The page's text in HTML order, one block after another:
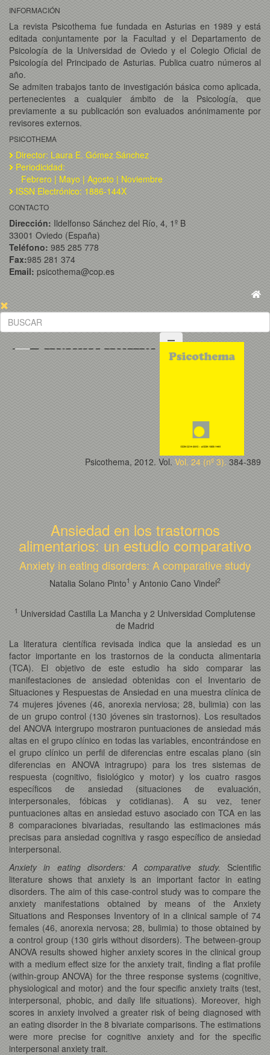
INFORMACIÓN
La revista Psicothema fue fundada en Asturias en 1989 y está
editada conjuntamente por la Facultad y el Departamento de
Psicología de la Universidad de Oviedo y el Colegio Oficial de
Psicología del Principado de Asturias. Publica cuatro números al
año.
Se admiten trabajos tanto de investigación básica como aplicada,
pertenecientes a cualquier ámbito de la Psicología, que
previamente a su publicación son evaluados anónimamente por
revisores externos.
PSICOTHEMA
Director: Laura E. Gómez Sánchez
Periodicidad:
Febrero | Mayo | Agosto | Noviembre
ISSN Electrónico: 1886-144X
CONTACTO
Dirección: Ildelfonso Sánchez del Río, 4, 1º B
33001 Oviedo (España)
Teléfono: 985 285 778
Fax:985 281 374
Email: psicothema@cop.es
Psicothema, 2012. Vol. Vol. 24 (nº 3). 384-389
Ansiedad en los trastornos
alimentarios: un estudio comparativo
Anxiety in eating disorders: A comparative study
Natalia Solano Pinto1 y Antonio Cano Vindel2
1 Universidad Castilla La Mancha y 2 Universidad Complutense
de Madrid
La literatura científica revisada indica que la ansiedad es un
factor importante en los trastornos de la conducta alimentaria
(TCA). El objetivo de este estudio ha sido comparar las
manifestaciones de ansiedad obtenidas con el Inventario de
Situaciones y Respuestas de Ansiedad en una muestra clínica de
74 mujeres jóvenes (46, anorexia nerviosa; 28, bulimia) con las
de un grupo control (130 jóvenes sin trastornos). Los resultados
del ANOVA intergrupo mostraron puntuaciones de ansiedad más
altas en el grupo clínico en todas las variables, encontrándose en
el grupo clínico un perfil de diferencias entre escalas plano (sin
diferencias en ANOVA intragrupo) para los tres sistemas de
respuesta (cognitivo, fisiológico y motor) y los cuatro rasgos
específicos de ansiedad (situaciones de evaluación,
interpersonales, fóbicas y cotidianas). A su vez, tener
puntuaciones altas en ansiedad estuvo asociado con TCA en las
8 comparaciones bivariadas, resultando las estimaciones más
precisas para ansiedad cognitiva y rasgo específico de ansiedad
interpersonal.
Anxiety in eating disorders: A comparative study. Scientific
literature shows that anxiety is an important factor in eating
disorders. The aim of this case-control study was to compare the
anxiety manifestations obtained by means of the Anxiety
Situations and Responses Inventory of in a clinical sample of 74
females (46, anorexia nervosa; 28, bulimia) to those obtained by
a control group (130 girls without disorders). The between-group
ANOVA results showed higher anxiety scores in the clinical group
with a medium effect size for the anxiety trait, finding a flat profile
(within-group ANOVA) for the three response systems (cognitive,
physiological and motor) and the four specific anxiety traits (test,
interpersonal, phobic, and daily life situations). Moreover, high
scores in anxiety involved a greater risk of being diagnosed with
an eating disorder in the 8 bivariate comparisons. The estimations
were more precise for cognitive anxiety and for the specific
interpersonal anxiety trait.